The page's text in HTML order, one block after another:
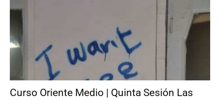
Curso Oriente Medio | Quinta Sesión Las